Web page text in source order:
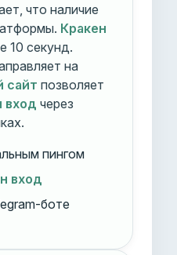
что наличие
Кракен
10 секунд.
на
сайт позволяет
вход через
пингом
вход
боте